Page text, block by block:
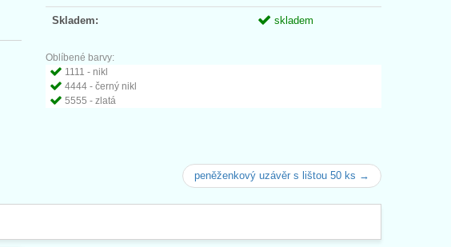
Skladem: skladem
Oblíbené barvy:
1111 - nikl
4444 - černý nikl
5555 - zlatá
peněženkový uzávěr s lištou 50 ks →